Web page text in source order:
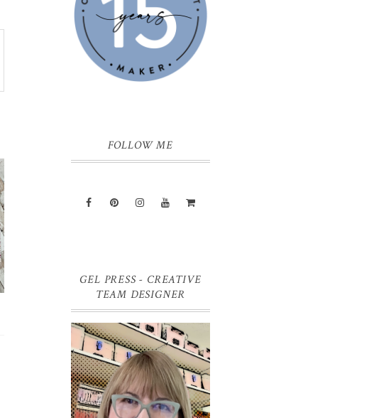
FOLLOW ME
GEL PRESS - CREATIVE
TEAM DESIGNER